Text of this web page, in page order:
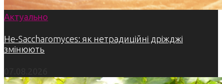
Актуально
Не-Saccharomyces: як нетрадиційні дріжджі
змінюють